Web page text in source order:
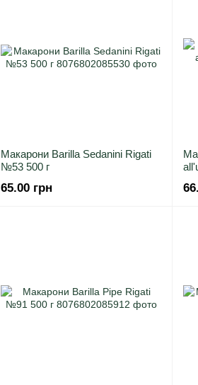
Макарони Barilla Sedanini Rigati
№53 500 г
65.00 грн